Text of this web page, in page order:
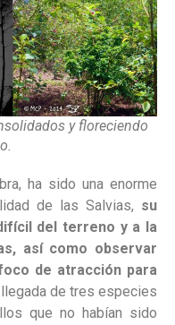
y floreciendo
ha sido una enorme
de las Salvias, su
del terreno y a la
así como observar
de atracción para
de tres especies
que no habían sido